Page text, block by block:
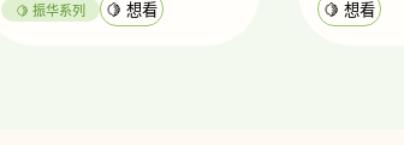
🍋 振华系列 🍋 想看 🍋 想看